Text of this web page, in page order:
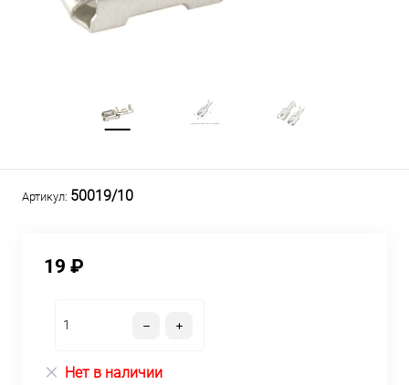
Артикул: 50019/10
19 ₽
Нет в наличии